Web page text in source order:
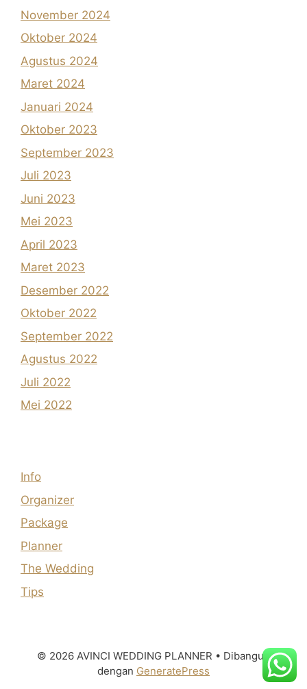
November 2024
Oktober 2024
Agustus 2024
Maret 2024
Januari 2024
Oktober 2023
September 2023
Juli 2023
Juni 2023
Mei 2023
April 2023
Maret 2023
Desember 2022
Oktober 2022
September 2022
Agustus 2022
Juli 2022
Mei 2022
Info
Organizer
Package
Planner
The Wedding
Tips
© 2026 AVINCI WEDDING PLANNER • Dibangun
dengan GeneratePress